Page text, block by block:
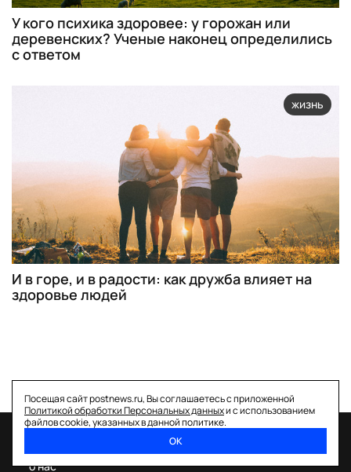
У кого психика здоровее: у горожан или
деревенских? Ученые наконец определились
с ответом
жизнь
И в горе, и в радости: как дружба влияет на
здоровье людей
Посещая сайт postnews.ru, Вы соглашаетесь с приложенной
Политикой обработки Персональных данныхи с использованием
файлов cookie, указанных в данной политике.
ОК
о нас